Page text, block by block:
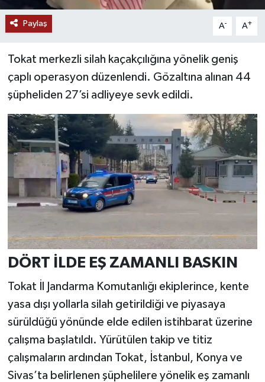
Paylaş A- A+
Tokat merkezli silah kaçakçılığına yönelik geniş
çaplı operasyon düzenlendi. Gözaltına alınan 44
şüpheliden 27’si adliyeye sevk edildi.
DÖRT İLDE EŞ ZAMANLI BASKIN
Tokat İl Jandarma Komutanlığı ekiplerince, kente
yasa dışı yollarla silah getirildiği ve piyasaya
sürüldüğü yönünde elde edilen istihbarat üzerine
çalışma başlatıldı. Yürütülen takip ve titiz
çalışmaların ardından Tokat, İstanbul, Konya ve
Sivas’ta belirlenen şüphelilere yönelik eş zamanlı
SPOR